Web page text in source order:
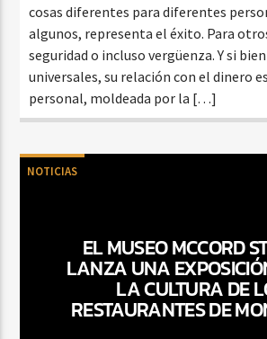
cosas diferentes para diferentes
algunos, representa el éxito. Para
seguridad o incluso vergüenza. Y si
universales, su relación con el dinero
personal, moldeada por la […]
NOTICIAS
EL MUSEO MCCORD
LANZA UNA
LA CULTURA DE
RESTAURANTES DE